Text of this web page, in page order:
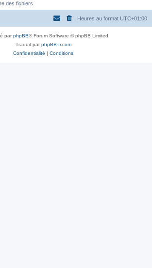
des fichiers
Heures au format UTC+01:00
parphpBB® Forum Software © phpBB Limited
Traduit parphpBB-fr.com
Confidentialité | Conditions